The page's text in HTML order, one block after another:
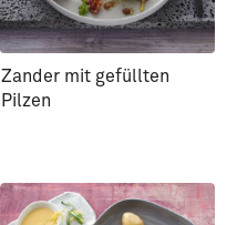
Zander mit gefüllten
Pilzen